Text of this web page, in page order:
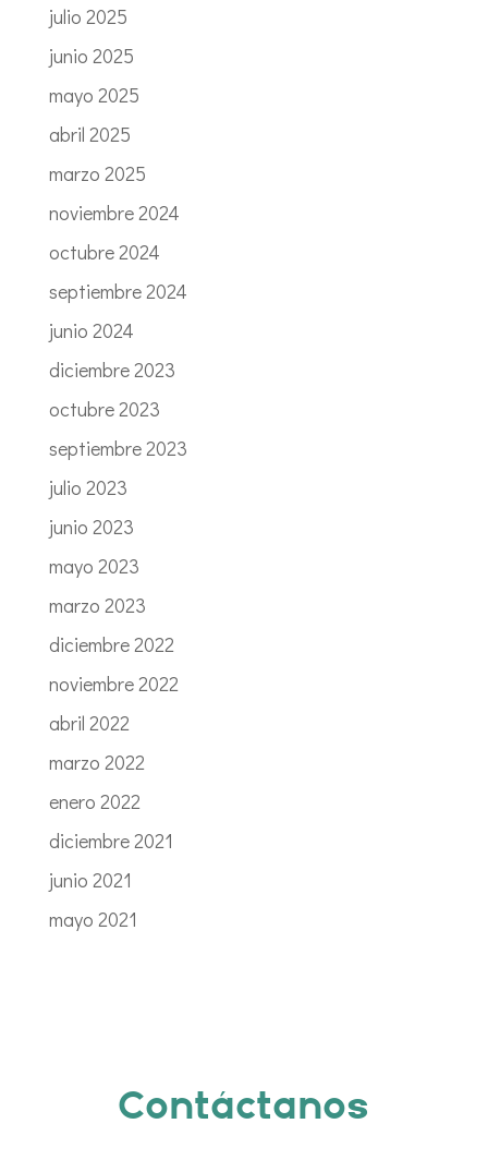
julio 2025
junio 2025
mayo 2025
abril 2025
marzo 2025
noviembre 2024
octubre 2024
septiembre 2024
junio 2024
diciembre 2023
octubre 2023
septiembre 2023
julio 2023
junio 2023
mayo 2023
marzo 2023
diciembre 2022
noviembre 2022
abril 2022
marzo 2022
enero 2022
diciembre 2021
junio 2021
mayo 2021
Contáctanos